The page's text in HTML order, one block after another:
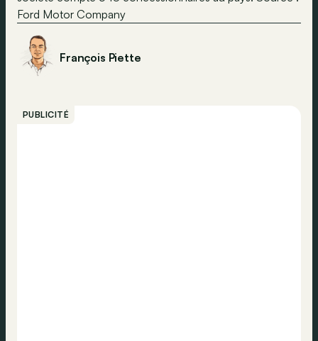
Ford Motor Company
François Piette
PUBLICITÉ